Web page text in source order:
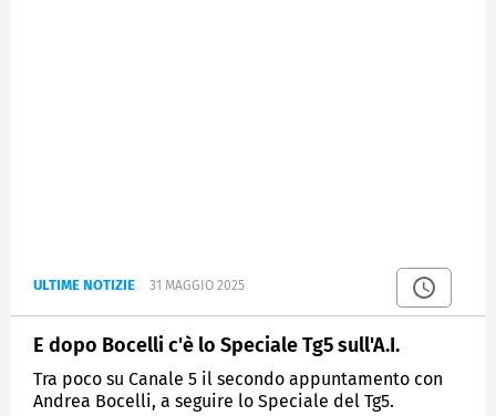
ULTIME NOTIZIE 31 MAGGIO 2025
E dopo Bocelli c'è lo Speciale Tg5 sull'A.I.
Tra poco su Canale 5 il secondo appuntamento con
Andrea Bocelli, a seguire lo Speciale del Tg5.